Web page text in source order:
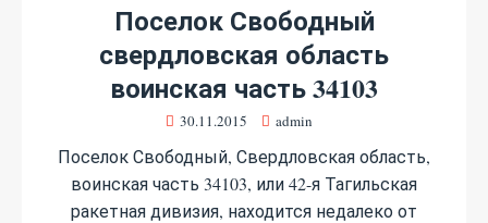
Поселок Свободный
свердловская область
воинская часть 34103
30.11.2015 admin
Поселок Свободный, Свердловская область,
воинская часть 34103, или 42-я Тагильская
ракетная дивизия, находится недалеко от